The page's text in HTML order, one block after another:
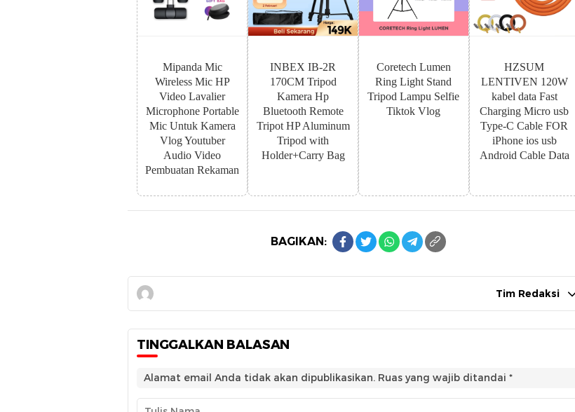
Mipanda Mic
Wireless Mic HP
Video Lavalier
Microphone Portable
Mic Untuk Kamera
Vlog Youtuber
Audio Video
Pembuatan Rekaman
INBEX IB-2R
170CM Tripod
Kamera Hp
Bluetooth Remote
Tripot HP Aluminum
Tripod with
Holder+Carry Bag
Coretech Lumen
Ring Light Stand
Tripod Lampu Selfie
Tiktok Vlog
HZSUM
LENTIVEN 120W
kabel data Fast
Charging Micro usb
Type-C Cable FOR
iPhone ios usb
Android Cable Data
BAGIKAN:
Tim Redaksi
TINGGALKAN BALASAN
Alamat email Anda tidak akan dipublikasikan. Ruas yang wajib ditandai *